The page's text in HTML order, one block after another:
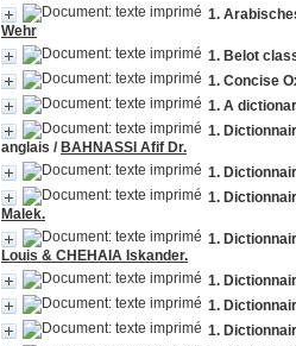
1.
Wehr
1. Belot
1. Concise
1. A
1.
anglais / BAHNASSI Afif Dr.
1.
1.
Malek.
1.
Louis & CHEHAIA Iskander.
1.
1.
1.